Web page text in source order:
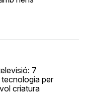
7
per
criatura